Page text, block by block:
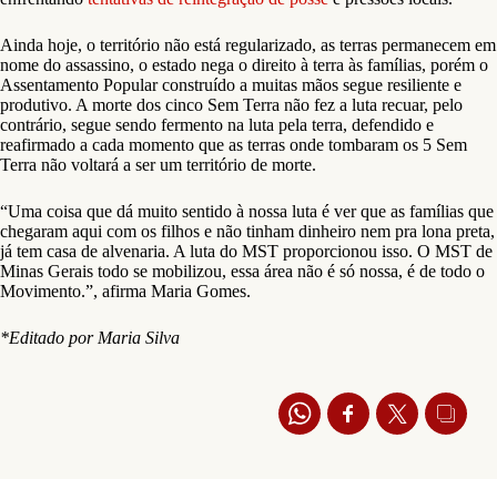
Ainda hoje, o território não está regularizado, as terras permanecem em
nome do assassino, o estado nega o direito à terra às famílias, porém o
Assentamento Popular construído a muitas mãos segue resiliente e
produtivo. A morte dos cinco Sem Terra não fez a luta recuar, pelo
contrário, segue sendo fermento na luta pela terra, defendido e
reafirmado a cada momento que as terras onde tombaram os 5 Sem
Terra não voltará a ser um território de morte.
“Uma coisa que dá muito sentido à nossa luta é ver que as famílias que
chegaram aqui com os filhos e não tinham dinheiro nem pra lona preta,
já tem casa de alvenaria. A luta do MST proporcionou isso. O MST de
Minas Gerais todo se mobilizou, essa área não é só nossa, é de todo o
Movimento.”, afirma Maria Gomes.
*Editado por Maria Silva